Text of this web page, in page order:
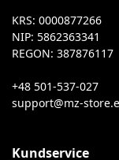
KRS: 0000877266
NIP: 5862363341
REGON: 387876117
+48 501-537-027
Kundservice